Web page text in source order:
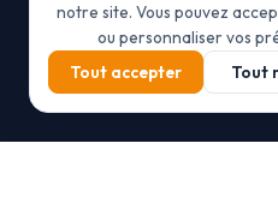
Politique de
Gérer
notre site. Vous pouvez
ou personnaliser vos
Tout accepter
Tout